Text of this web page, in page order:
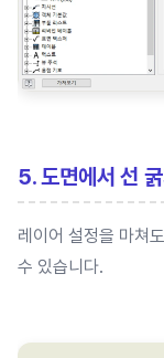
5. 도면에서 선
레이어 설정을 마쳐
수 있습니다.